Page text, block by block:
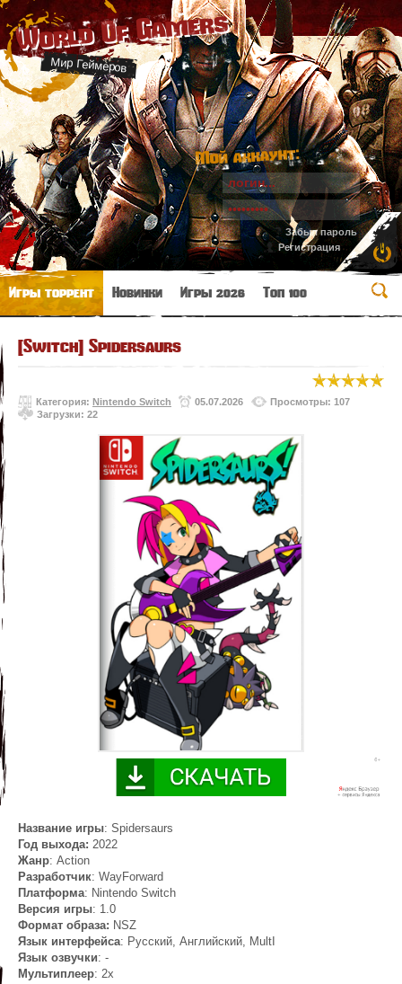
World Of Gamers
Мир Геймеров
Мой аккаунт:
Забыл пароль
Регистрация
Игры торрент Новинки Игры 2026 Топ 100
[Switch] Spidersaurs
Категория: Nintendo Switch 05.07.2026
Просмотры: 107
Загрузки: 22
Название игры: Spidersaurs
Год выхода: 2022
Жанр: Action
Разработчик: WayForward
Платформа: Nintendo Switch
Версия игры: 1.0
Формат образа: NSZ
Язык интерфейса: Русский, Английский, MultI
Язык озвучки: -
Мультиплеер: 2x